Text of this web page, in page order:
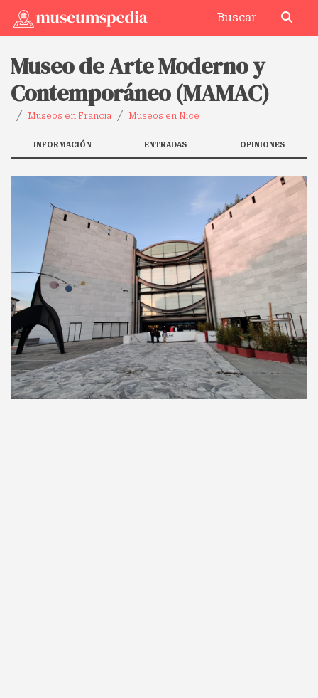
Museo de Arte Moderno y
Contemporáneo (MAMAC)
Museos en Francia Museos en Nice
INFORMACIÓN ENTRADAS OPINIONES